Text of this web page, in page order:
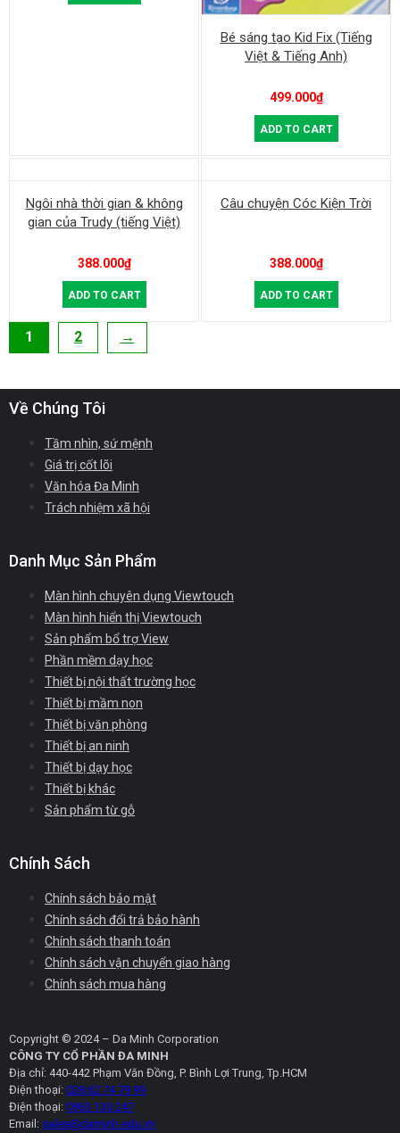
Bé sáng tạo Kid Fix (Tiếng
Việt & Tiếng Anh)
499.000₫
ADD TO CART
Ngôi nhà thời gian & không
gian của Trudy (tiếng Việt)
388.000₫
ADD TO CART
Câu chuyện Cóc Kiện Trời
388.000₫
ADD TO CART
1 2 →
Về Chúng Tôi
Tầm nhìn, sứ mệnh
Giá trị cốt lõi
Văn hóa Đa Minh
Trách nhiệm xã hội
Danh Mục Sản Phẩm
Màn hình chuyên dụng Viewtouch
Màn hình hiển thị Viewtouch
Sản phẩm bổ trợ View
Phần mềm dạy học
Thiết bị nội thất trường học
Thiết bị mầm non
Thiết bị văn phòng
Thiết bị an ninh
Thiết bị dạy học
Thiết bị khác
Sản phẩm từ gỗ
Chính Sách
Chính sách bảo mật
Chính sách đổi trả bảo hành
Chính sách thanh toán
Chính sách vận chuyển giao hàng
Chính sách mua hàng
Copyright © 2024 – Da Minh Corporation
CÔNG TY CỔ PHẦN ĐA MINH
Địa chỉ: 440-442 Phạm Văn Đồng, P. Bình Lợi Trung, Tp.HCM
Điện thoại: 028 62 74 79 99
Điện thoại: 0963 130 247
Email: sales@daminh.edu.vn